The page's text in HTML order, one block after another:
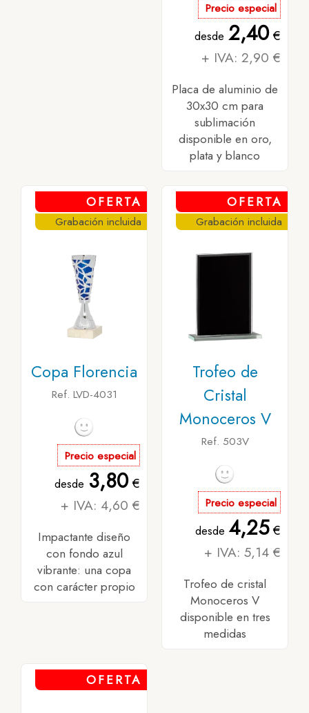
Precio especial
desde 2,40€
+ IVA: 2,90 €
Placa de aluminio de
30x30 cm para
sublimación
disponible en oro,
plata y blanco
OFERTA
Grabación incluida
Copa Florencia
Ref. LVD-4031
Precio especial
desde 3,80€
+ IVA: 4,60 €
Impactante diseño
con fondo azul
vibrante: una copa
con carácter propio
OFERTA
Grabación incluida
Trofeo de
Cristal
Monoceros V
Ref. 503V
Precio especial
desde 4,25€
+ IVA: 5,14 €
Trofeo de cristal
Monoceros V
disponible en tres
medidas
OFERTA